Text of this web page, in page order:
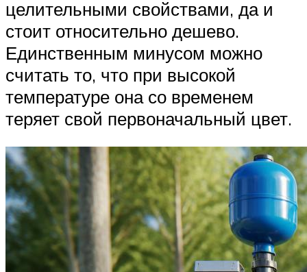
целительными свойствами, да и
стоит относительно дешево.
Единственным минусом можно
считать то, что при высокой
температуре она со временем
теряет свой первоначальный цвет.